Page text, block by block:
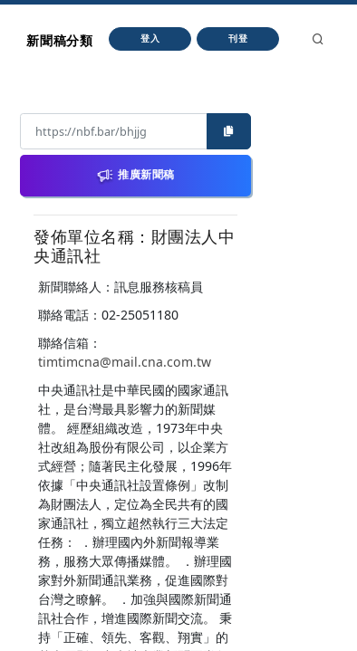
新聞稿分類 登入 刊登
推廣新聞稿
發佈單位名稱：財團法人中
央通訊社
新聞聯絡人：訊息服務核稿員
聯絡電話：02-25051180
聯絡信箱：
timtimcna@mail.cna.com.tw
中央通訊社是中華民國的國家通訊
社，是台灣最具影響力的新聞媒
體。 經歷組織改造，1973年中央
社改組為股份有限公司，以企業方
式經營；隨著民主化發展，1996年
依據「中央通訊社設置條例」改制
為財團法人，定位為全民共有的國
家通訊社，獨立超然執行三大法定
任務： ．辦理國內外新聞報導業
務，服務大眾傳播媒體。 ．辦理國
家對外新聞通訊業務，促進國際對
台灣之瞭解。 ．加強與國際新聞通
訊社合作，增進國際新聞交流。 秉
持「正確、領先、客觀、翔實」的